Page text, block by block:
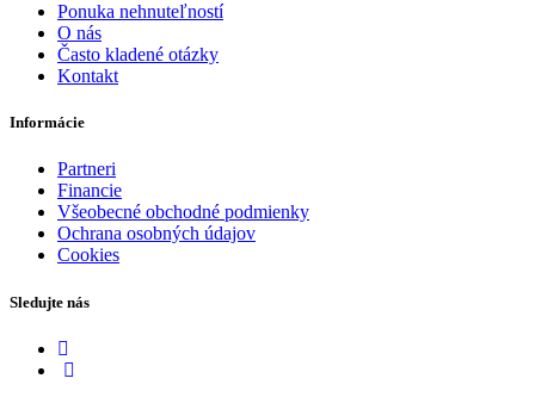
Ponuka nehnuteľností
O nás
Často kladené otázky
Kontakt
Informácie
Partneri
Financie
Všeobecné obchodné podmienky
Ochrana osobných údajov
Cookies
Sledujte nás